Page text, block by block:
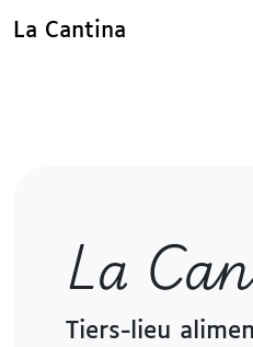
La Cantina
La
Tiers-lieu